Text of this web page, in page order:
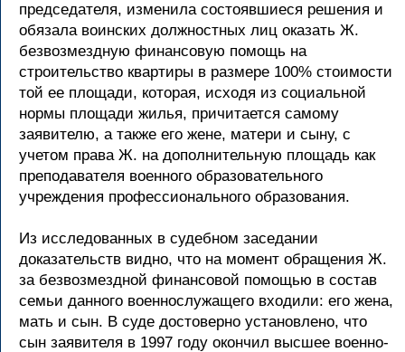
председателя, изменила состоявшиеся решения и
обязала воинских должностных лиц оказать Ж.
безвозмездную финансовую помощь на
строительство квартиры в размере 100% стоимости
той ее площади, которая, исходя из социальной
нормы площади жилья, причитается самому
заявителю, а также его жене, матери и сыну, с
учетом права Ж. на дополнительную площадь как
преподавателя военного образовательного
учреждения профессионального образования.
Из исследованных в судебном заседании
доказательств видно, что на момент обращения Ж.
за безвозмездной финансовой помощью в состав
семьи данного военнослужащего входили: его жена,
мать и сын. В суде достоверно установлено, что
сын заявителя в 1997 году окончил высшее военно-